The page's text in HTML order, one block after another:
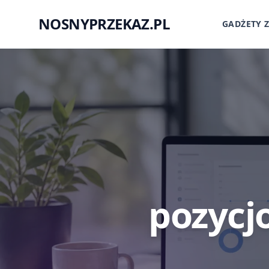
NOSNYPRZEKAZ.PL GADŻETY